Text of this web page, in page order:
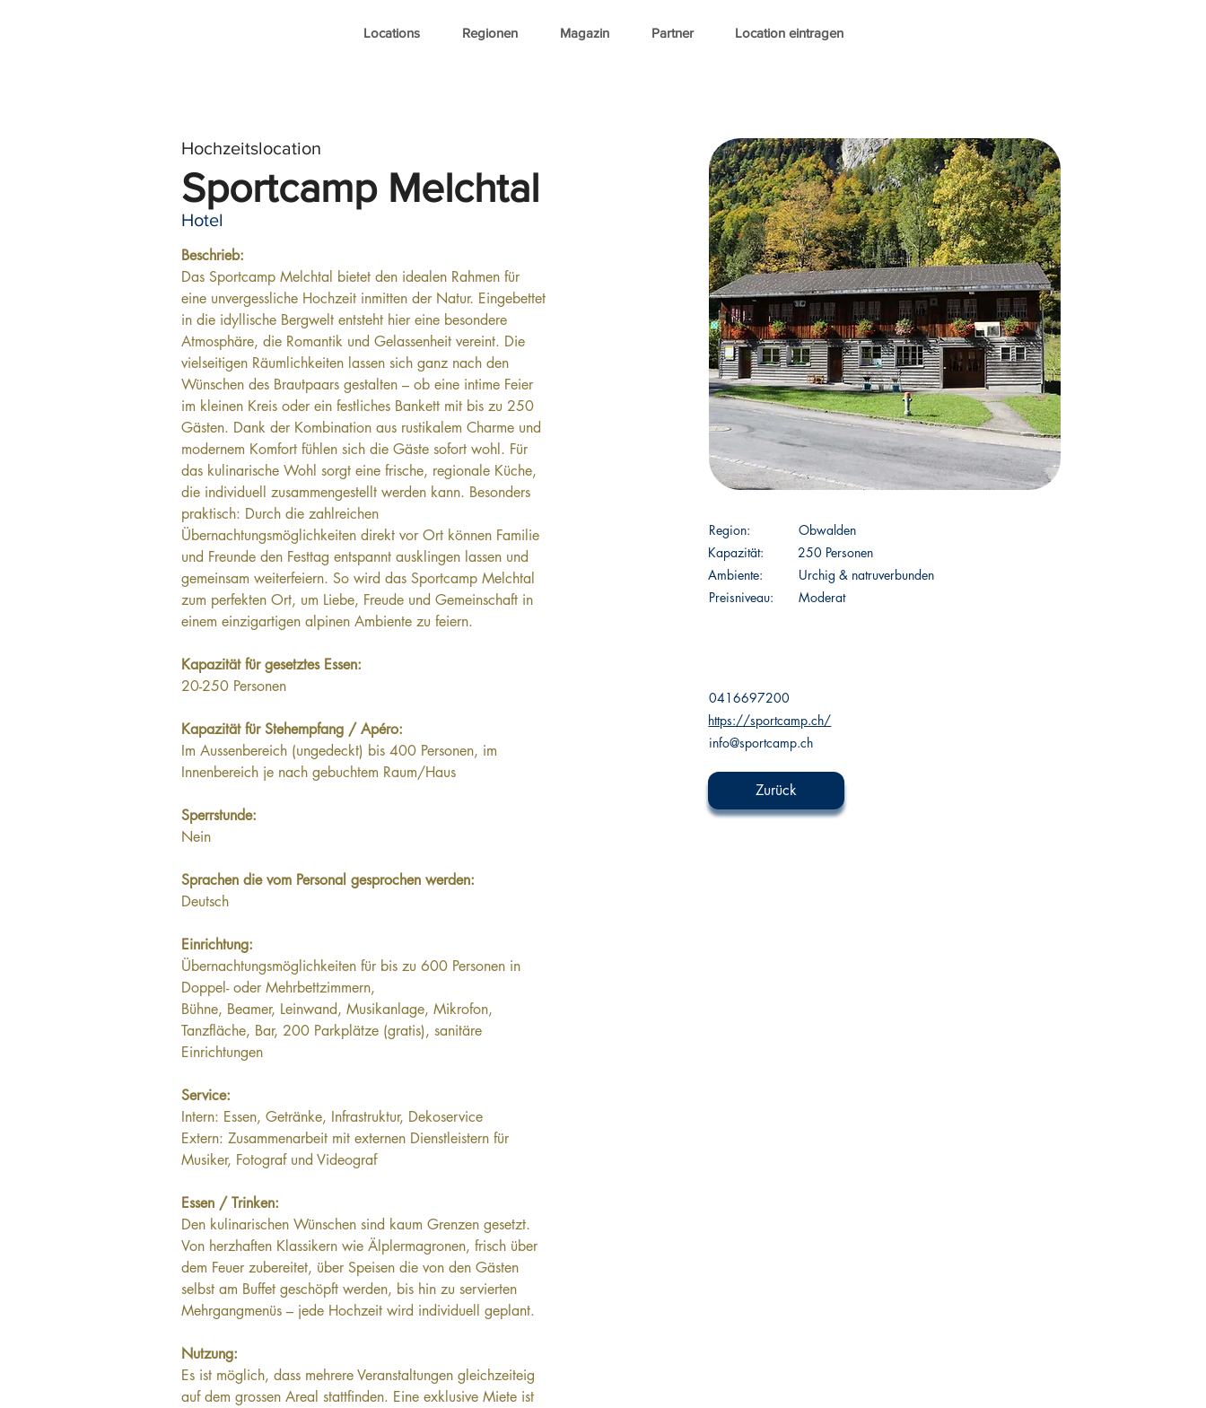
Locations Regionen Magazin Partner Location eintragen
Hochzeitslocation
Sportcamp Melchtal
Hotel
Beschrieb:
Das Sportcamp Melchtal bietet den idealen Rahmen für
eine unvergessliche Hochzeit inmitten der Natur. Eingebettet
in die idyllische Bergwelt entsteht hier eine besondere
Atmosphäre, die Romantik und Gelassenheit vereint. Die
vielseitigen Räumlichkeiten lassen sich ganz nach den
Wünschen des Brautpaars gestalten – ob eine intime Feier
im kleinen Kreis oder ein festliches Bankett mit bis zu 250
Gästen. Dank der Kombination aus rustikalem Charme und
modernem Komfort fühlen sich die Gäste sofort wohl. Für
das kulinarische Wohl sorgt eine frische, regionale Küche,
die individuell zusammengestellt werden kann. Besonders
praktisch: Durch die zahlreichen
Übernachtungsmöglichkeiten direkt vor Ort können Familie
und Freunde den Festtag entspannt ausklingen lassen und
gemeinsam weiterfeiern. So wird das Sportcamp Melchtal
zum perfekten Ort, um Liebe, Freude und Gemeinschaft in
einem einzigartigen alpinen Ambiente zu feiern.
Kapazität für gesetztes Essen:
20-250 Personen
Kapazität für Stehempfang / Apéro:
Im Aussenbereich (ungedeckt) bis 400 Personen, im
Innenbereich je nach gebuchtem Raum/Haus
Sperrstunde:
Nein
Sprachen die vom Personal gesprochen werden:
Deutsch
Einrichtung:
Übernachtungsmöglichkeiten für bis zu 600 Personen in
Doppel- oder Mehrbettzimmern,
Bühne, Beamer, Leinwand, Musikanlage, Mikrofon,
Tanzfläche, Bar, 200 Parkplätze (gratis), sanitäre
Einrichtungen
Service:
Intern: Essen, Getränke, Infrastruktur, Dekoservice
Extern: Zusammenarbeit mit externen Dienstleistern für
Musiker, Fotograf und Videograf
Essen / Trinken:
Den kulinarischen Wünschen sind kaum Grenzen gesetzt.
Von herzhaften Klassikern wie Älplermagronen, frisch über
dem Feuer zubereitet, über Speisen die von den Gästen
selbst am Buffet geschöpft werden, bis hin zu servierten
Mehrgangmenüs – jede Hochzeit wird individuell geplant.
Nutzung:
Es ist möglich, dass mehrere Veranstaltungen gleichzeiteig
auf dem grossen Areal stattfinden. Eine exklusive Miete ist
Region:
Obwalden
Kapazität:
250 Personen
Ambiente:
Preisniveau:
Urchig & natruverbunden
Moderat
0416697200
https://sportcamp.ch/
info@sportcamp.ch
Zurück